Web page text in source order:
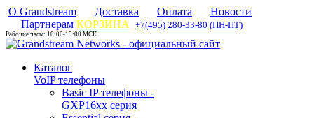
О Grandstream Доставка Оплата
Новости
Партнерам КОРЗИНА +7(495) 280-33-80 (ПН-ПТ)
Рабочие часы: 10:00-19:00 МСК
Каталог
VoIP телефоны
Basic IP телефоны -
GXP16хх серия